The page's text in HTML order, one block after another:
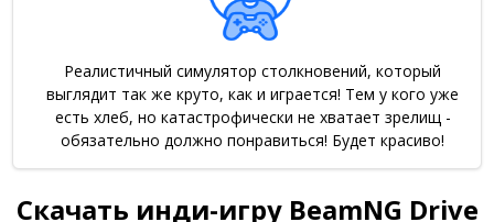
Реалистичный симулятор столкновений, который
выглядит так же круто, как и играется! Тем у кого уже
есть хлеб, но катастрофически не хватает зрелищ -
обязательно должно понравиться! Будет красиво!
Скачать инди-игру BeamNG Drive